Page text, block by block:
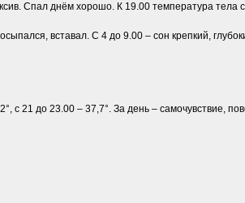
Спал днём хорошо. К 19.00 температура тела
вставал. С 4 до 9.00 – сон крепкий,
с 21 до 23.00 – 37,7°. За день – самочувствие,